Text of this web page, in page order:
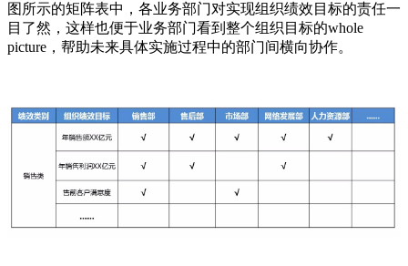
图所示的矩阵表中，各业务部门对实现组织绩效目标的责任一
目了然，这样也便于业务部门看到整个组织目标的whole
picture，帮助未来具体实施过程中的部门间横向协作。